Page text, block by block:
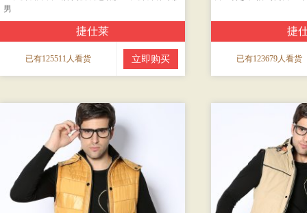
男
捷仕莱
已有125511人看货 立即购买
捷
已有123679人看货